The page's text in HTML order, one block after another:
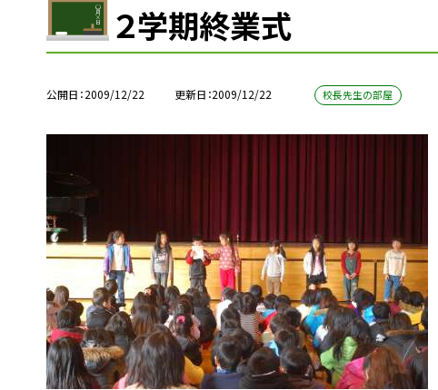
２学期終業式
公開日 2009/12/22 更新日 2009/12/22 校長先生の部屋